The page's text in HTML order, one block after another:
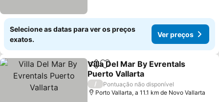
Selecione as datas para ver os preços
exatos.
Ver preços
PartilharAdicionar aos favoritos
Villa Del Mar By Evrentals
Puerto Vallarta
Ver preços
/
Pontuação não disponível
Porto Vallarta, a 11.1 km de Novo Vallarta